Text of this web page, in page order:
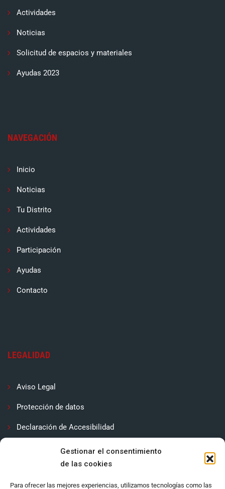
Gestionar el consentimiento
de las cookies
Para ofrecer las mejores experiencias, utilizamos tecnologías como las
Actividades
Noticias
Solicitud de espacios y materiales
Ayudas 2023
NAVEGACIÓN
Inicio
Noticias
Tu Distrito
Actividades
Participación
Ayudas
Contacto
LEGALIDAD
Aviso Legal
Protección de datos
Declaración de Accesibilidad
Política de cookies (UE)